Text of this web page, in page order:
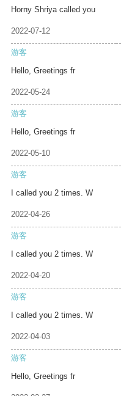
Horny Shriya called you
2022-07-12
游客
Hello, Greetings fr
2022-05-24
游客
Hello, Greetings fr
2022-05-10
游客
I called you 2 times. W
2022-04-26
游客
I called you 2 times. W
2022-04-20
游客
I called you 2 times. W
2022-04-03
游客
Hello, Greetings fr